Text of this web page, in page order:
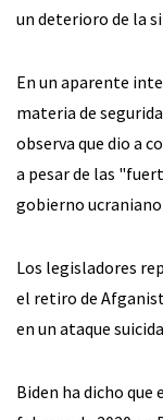
un deterioro de la
En un aparente
materia de
observa que dio a
a pesar de las
gobierno
Los legisladores
el retiro de
en un ataque
Biden ha dicho que